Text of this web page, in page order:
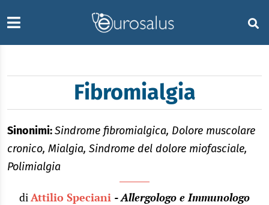
Fibromialgia
Sinonimi:Sindrome fibromialgica, Dolore muscolare
cronico, Mialgia, Sindrome del dolore miofasciale,
Polimialgia
diAttilio Speciani - Allergologo e Immunologo